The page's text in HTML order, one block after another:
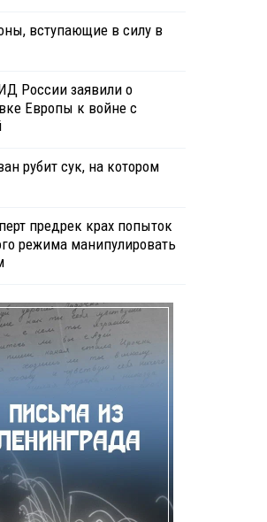
вступающие в силу в
России заявили о
Европы к войне с
рубит сук, на котором
предрек крах попыток
режима манипулировать